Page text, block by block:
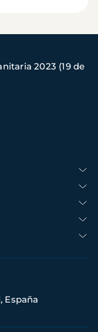
2023 (19 de
España